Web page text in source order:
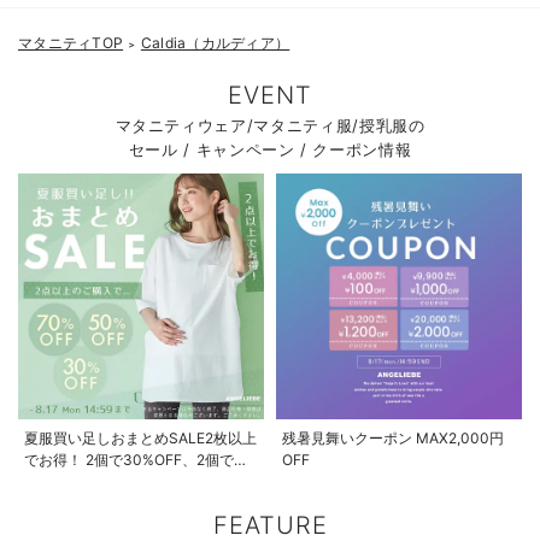
マタニティTOP ＞ Caldia（カルディア）
EVENT
マタニティウェア/マタニティ服/授乳服の
セール / キャンペーン / クーポン情報
夏服買い足しおまとめSALE2枚以上
でお得！ 2個で30%OFF、2個で
残暑見舞いクーポン MAX2,000円
OFF
FEATURE